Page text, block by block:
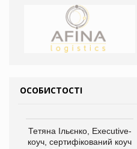
ОСОБИСТОСТІ
Тетяна Ільєнко, Executive-
коуч, сертифікований коуч